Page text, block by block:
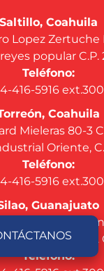
Saltillo, Coahuila
Lopez Zertuche
popular C.P.
Teléfono:
416-5916
Coahuila
Mieleras 80-3
Oriente,
Teléfono:
416-5916
Guanajuato
Silao-León
Silao, Gto.
Teléfono: